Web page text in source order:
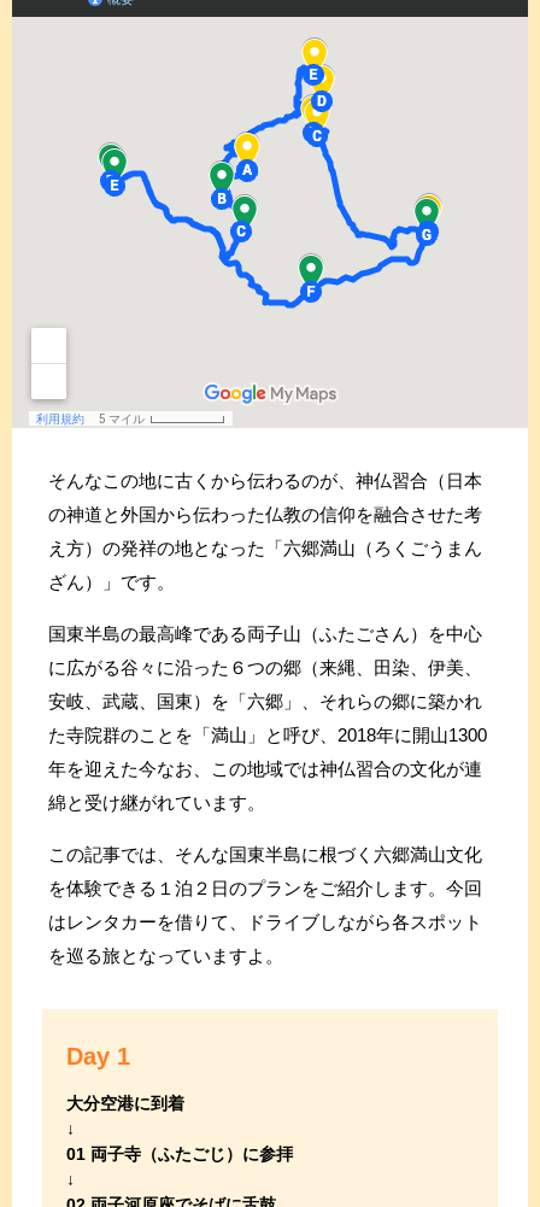
そんなこの地に古くから伝わるのが、神仏習合（日本
の神道と外国から伝わった仏教の信仰を融合させた考
え方）の発祥の地となった「六郷満山（ろくごうまん
ざん）」です。
国東半島の最高峰である両子山（ふたごさん）を中心
に広がる谷々に沿った６つの郷（来縄、田染、伊美、
安岐、武蔵、国東）を「六郷」、それらの郷に築かれ
た寺院群のことを「満山」と呼び、2018年に開山1300
年を迎えた今なお、この地域では神仏習合の文化が連
綿と受け継がれています。
この記事では、そんな国東半島に根づく六郷満山文化
を体験できる１泊２日のプランをご紹介します。今回
はレンタカーを借りて、ドライブしながら各スポット
を巡る旅となっていますよ。
Day 1
大分空港に到着
01 両子寺（ふたごじ）に参拝